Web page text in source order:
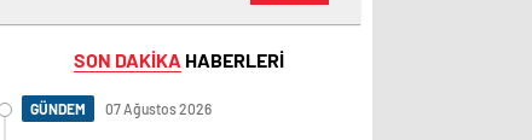
SON DAKİKA HABERLERİ
GÜNDEM 07 Ağustos 2026